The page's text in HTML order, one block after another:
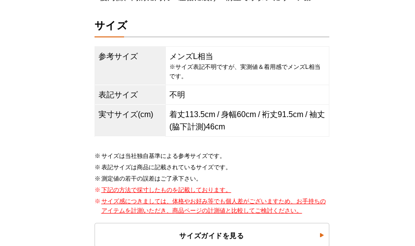
サイズ
参考サイズ メンズL相当
※サイズ表記不明ですが、実測値＆着用感でメンズL相当
です。
表記サイズ 不明
実寸サイズ(cm)
着丈113.5cm / 身幅60cm / 裄丈91.5cm / 袖丈
(脇下計測)46cm
サイズは当社独自基準による参考サイズです。
表記サイズは商品に記載されているサイズです。
測定値の若干の誤差はご了承下さい。
下記の方法で採寸したものを記載しております。
サイズ感につきましては、体格やお好み等でも個人差がございますため、お手持ちの
アイテムを計測いただき、商品ページの計測値と比較してご検討ください。
サイズガイドを見る